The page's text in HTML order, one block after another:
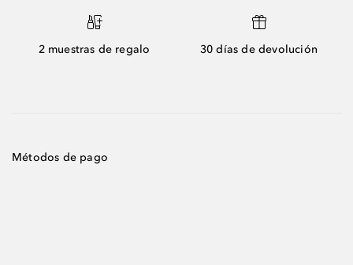
2 muestras de regalo 30 días de devolución
Métodos de pago